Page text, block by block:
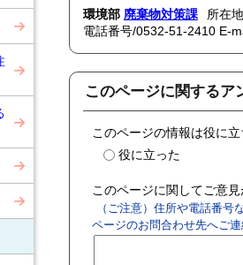
環境部 廃棄物対策課
所在
電話番号/0532-51-2410 E-
このページに関するア
このページの情報は役に立
役に立った
このページに関してご意
（ご注意）住所や電話番
ページのお問合わせ先へご連